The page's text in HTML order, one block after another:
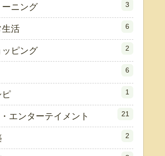
ーニング 3
生活 6
ッピング 2
6
ピ 1
エンターテイメント 21
2